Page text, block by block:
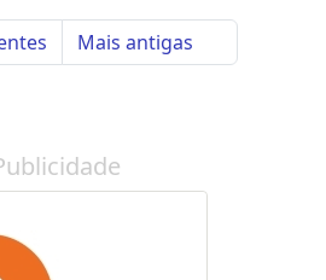
Mais antigas